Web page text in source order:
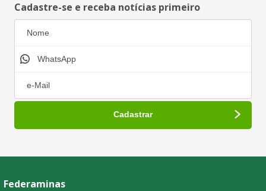
Cadastre-se e receba notícias primeiro
Federaminas